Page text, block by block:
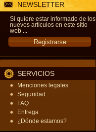
NEWSLETTER
Si quiere estar informado de los
nuevos artículos en este sitio
web ...
SERVICIOS
Menciones legales
Seguridad
FAQ
Entrega
¿Dónde estamos?